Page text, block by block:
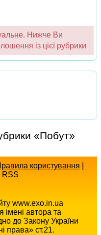
Нижче Ви
із цієї рубрики
«Побут»
користування
RSS
www.exo.in.ua
імені автора та
до Закону України
права» ст.21.